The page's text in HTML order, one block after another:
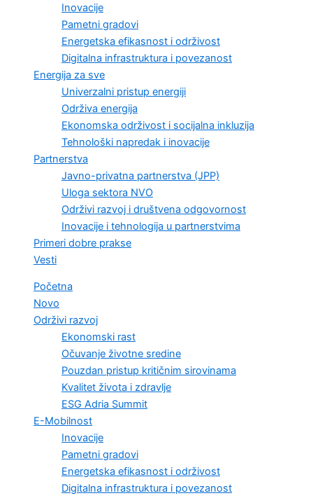
Inovacije
Pametni gradovi
Energetska efikasnost i održivost
Digitalna infrastruktura i povezanost
Energija za sve
Univerzalni pristup energiji
Održiva energija
Ekonomska održivost i socijalna inkluzija
Tehnološki napredak i inovacije
Partnerstva
Javno-privatna partnerstva (JPP)
Uloga sektora NVO
Održivi razvoj i društvena odgovornost
Inovacije i tehnologija u partnerstvima
Primeri dobre prakse
Vesti
Početna
Novo
Održivi razvoj
Ekonomski rast
Očuvanje životne sredine
Pouzdan pristup kritičnim sirovinama
Kvalitet života i zdravlje
ESG Adria Summit
E-Mobilnost
Inovacije
Pametni gradovi
Energetska efikasnost i održivost
Digitalna infrastruktura i povezanost